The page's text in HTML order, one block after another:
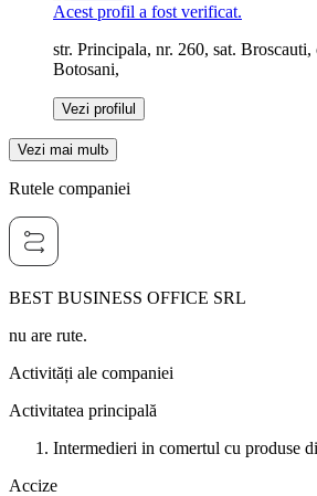
Acest profil a fost verificat.
str. Principala, nr. 260, sat.
Botosani,
Vezi profilul
Vezi mai mult
Rutele companiei
BEST BUSINESS OFFICE SRL
nu are rute.
Activități ale companiei
Activitatea principală
Intermedieri in comertul cu produse
Accize